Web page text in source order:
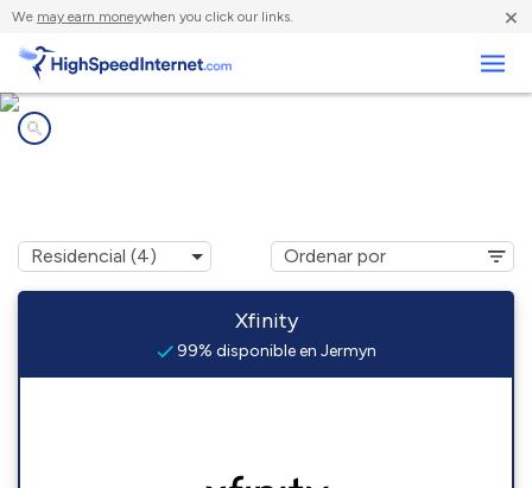
We may earn moneywhen you click our links. ×
Xfinity
99% disponible en Jermyn